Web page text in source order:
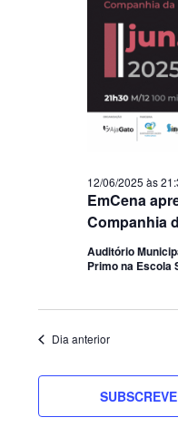
EmCena
Companhia
12/06/2025 às
Auditório
Primo na Escola
Dia anterior